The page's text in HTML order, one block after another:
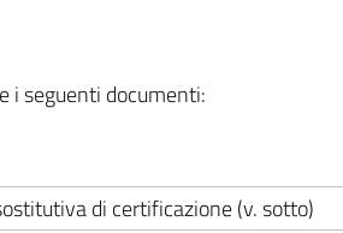
i seguenti documenti:
di certificazione (v. sotto)